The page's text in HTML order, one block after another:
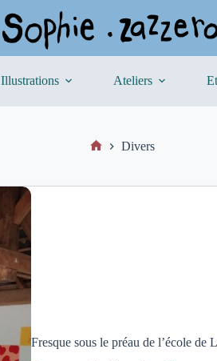
Illustrations Ateliers
Divers
Fresque sous le préau de l’école